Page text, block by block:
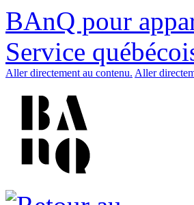
BAnQ pour
Service
Aller directement au contenu. Aller